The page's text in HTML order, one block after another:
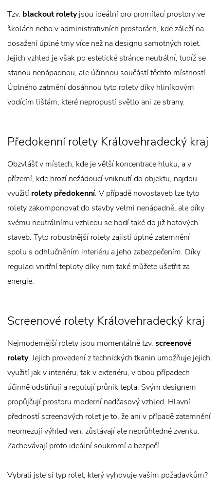
Tzv. blackout roletyjsou ideální pro promítací prostory ve
školách nebo v administrativních prostorách, kde záleží na
dosažení úplné tmy více než na designu samotných rolet.
Jejich vzhled je však po estetické stránce neutrální, tudíž se
stanou nenápadnou, ale účinnou součástí těchto místností.
Úplného zatmění dosáhnou tyto rolety díky hliníkovým
vodícím lištám, které nepropustí světlo ani ze strany.
Předokenní rolety Královehradecký kraj
Obzvlášť v místech, kde je větší koncentrace hluku, a v
přízemí, kde hrozí nežádoucí vniknutí do objektu, najdou
využití rolety předokenní. V případě novostaveb lze tyto
rolety zakomponovat do stavby velmi nenápadně, ale díky
svému neutrálnímu vzhledu se hodí také do již hotových
staveb. Tyto robustnější rolety zajistí úplné zatemnění
spolu s odhlučněním interiéru a jeho zabezpečením. Díky
regulaci vnitřní teploty díky nim také můžete ušetřit za
energie.
Screenové rolety Královehradecký kraj
Nejmodernější rolety jsou momentálně tzv. screenové
rolety. Jejich provedení z technických tkanin umožňuje jejich
využití jak v interiéru, tak v exteriéru, v obou případech
účinně odstiňují a regulují průnik tepla. Svým designem
propůjčují prostoru moderní nadčasový vzhled. Hlavní
předností screenových rolet je to, že ani v případě zatemnění
neomezují výhled ven, zůstávají ale neprůhledné zvenku.
Zachovávají proto ideální soukromí a bezpečí.
Vybrali jste si typ rolet, který vyhovuje vašim požadavkům?